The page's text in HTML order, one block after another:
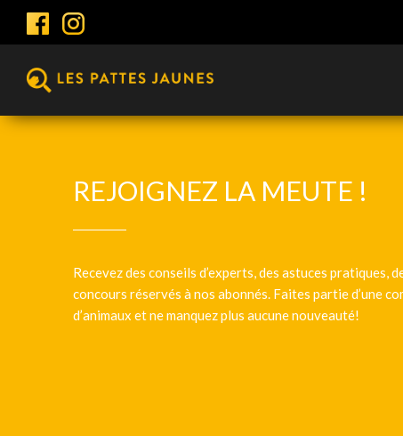
REJOIGNEZ LA MEUTE !
Recevez des conseils d’experts, des astuces pratiques,
concours réservés à nos abonnés. Faites partie d’une
d’animaux et ne manquez plus aucune nouveauté!